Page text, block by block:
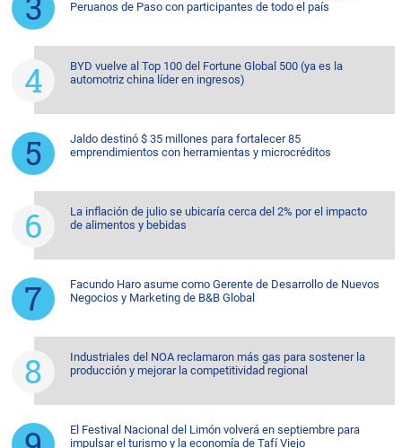
Peruanos de Paso con participantes de todo el país
BYD vuelve al Top 100 del Fortune Global 500 (ya es la
automotriz china líder en ingresos)
Jaldo destinó $ 35 millones para fortalecer 85
emprendimientos con herramientas y microcréditos
La inflación de julio se ubicaría cerca del 2% por el impacto
de alimentos y bebidas
Facundo Haro asume como Gerente de Desarrollo de Nuevos
Negocios y Marketing de B&B Global
Industriales del NOA reclamaron más gas para sostener la
producción y mejorar la competitividad regional
El Festival Nacional del Limón volverá en septiembre para
impulsar el turismo y la economía de Tafí Viejo